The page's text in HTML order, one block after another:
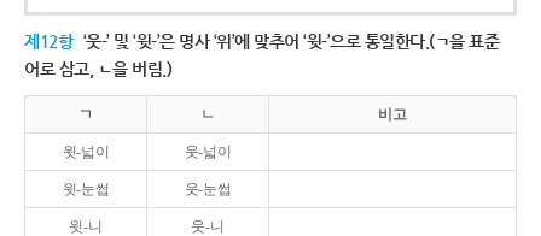
제12항 ‘웃-’ 및 ‘윗-’은 명사 ‘위’에 맞추어 ‘윗-’으로 통일한다.(ㄱ을 표준
어로 삼고, ㄴ을 버림.)
ㄱ ㄴ 비고
윗-넓이 웃-넓이
윗-눈썹 웃-눈썹
윗-니 웃-니